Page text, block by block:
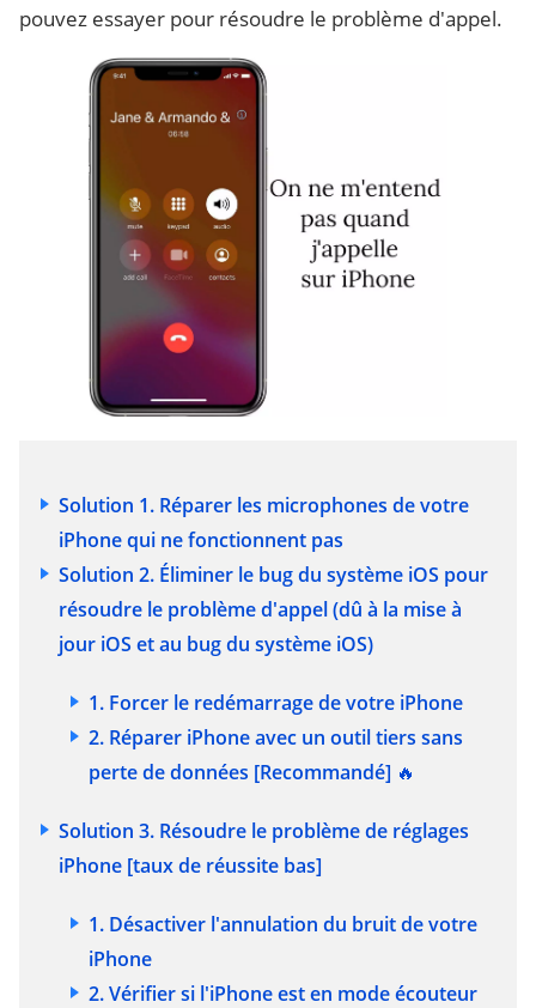
pouvez essayer pour résoudre le problème d'appel.
Solution 1. Réparer les microphones de votre
iPhone qui ne fonctionnent pas
Solution 2. Éliminer le bug du système iOS pour
résoudre le problème d'appel(dû à la mise à
jour iOS et au bug du système iOS)
1. Forcer le redémarrage de votre iPhone
2. Réparer iPhone avec un outil tiers sans
perte de données [Recommandé] 🔥
Solution 3. Résoudre le problème de réglages
iPhone [taux de réussite bas]
1. Désactiver l'annulation du bruit de votre
iPhone
2. Vérifier si l'iPhone est en mode écouteur